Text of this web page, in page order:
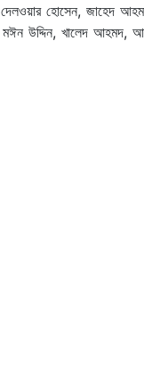
হোসেন, জাহেদ
উদ্দিন, খালেদ আহমদ,